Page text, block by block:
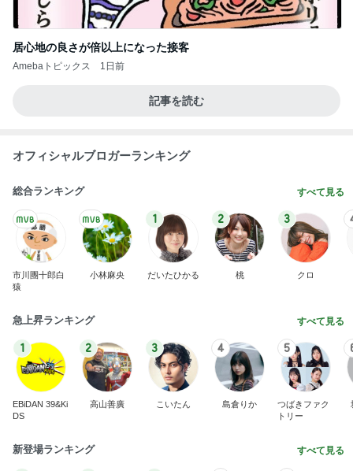
居心地の良さが倍以上になった接客
Amebaトピックス 1日前
記事を読む
オフィシャルブロガーランキング
総合ランキング すべて見る
市川團十郎白
猿
小林麻央
1
だいたひかる
2
桃
3
クロ
急上昇ランキング すべて見る
1
EBiDAN 39&Ki
DS
2
高山善廣
3
こいたん
4
島倉りか
5
つばきファク
トリー
新登場ランキング すべて見る